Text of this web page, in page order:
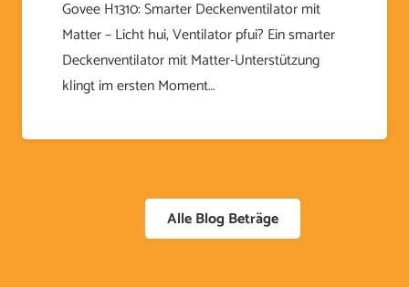
Govee H1310: Smarter Deckenventilator mit
Matter – Licht hui, Ventilator pfui? Ein smarter
Deckenventilator mit Matter-Unterstützung
klingt im ersten Moment…
Alle Blog Beträge